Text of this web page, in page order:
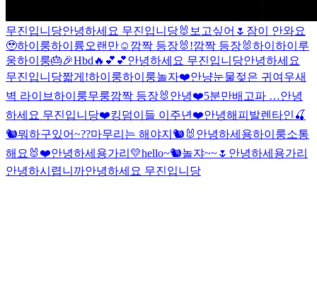
무진입니당안녕하세요 무진입니당🐰 보고싶어🌷 잠이 안와요
🥹하이룽하이륭오랜만☺️ 깜짝 등장🐰!깜짝 등장🐰하이 하이루
웅하이룽🎂🎉Hbd 🔥 💕 💕안녕하세요 무진입니당안녕하세요
무진입니당짧게!하이룽하이룽놀자❤️안냥눈물젖은 귀여우새
벽 라이브하이룽무룽깜짝 등장🐰 안녕❤️5분만배고파 …안녕
하세요 무진입니당❤️킹덤이들 이주년❤️안녕해피발렌타인 🍒
🐿뭐하구있어~??마무리는 해야지 🐿🐰 안녕하세용하이룽소통
해요🐰❤️안녕하세용가리💛hello~🐿놀쟈~~🌷 안녕하세용가리
안녕하시렵니까안녕하세요 무진입니당